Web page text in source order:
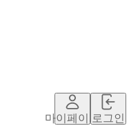
마이페이지로그인